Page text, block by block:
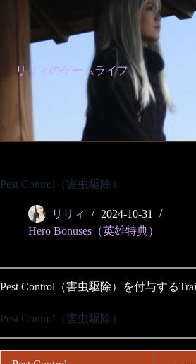
プ
リリィのゲームライフ
Pest Control（害虫駆除）
リリィ
2024-10-31
Hero Bonuses（英雄特典）
Pest Control（害虫駆除）を付与する
Pest Control（害虫駆除）